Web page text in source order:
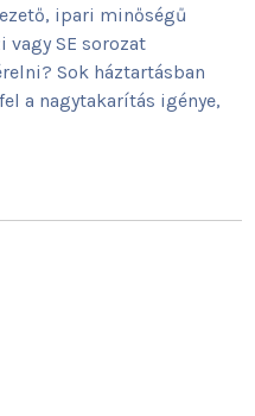
ipari minőségű
vagy SE sorozat
Sok háztartásban
a nagytakarítás igénye,